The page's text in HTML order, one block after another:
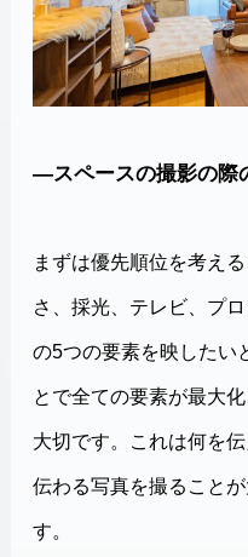
―スペースの撮影の際
まずは優先順位を考え
さ、採光、テレビ、プ
の5つの要素を映したい
とで全ての要素が最大
大切です。これは何を
伝わる写真を撮ること
す。